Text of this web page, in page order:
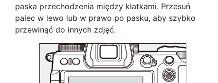
paska przechodzenia między klatkami. Przesuń
palec w lewo lub w prawo po pasku, aby szybko
przewinąć do innych zdjęć.